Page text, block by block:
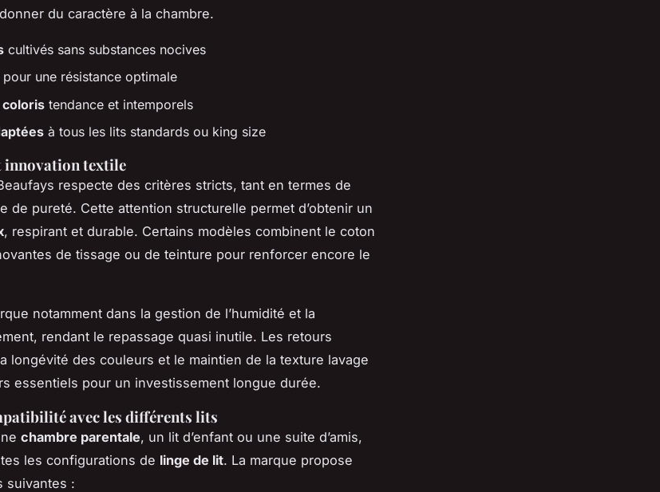
du caractère à la chambre.
cultivés sans substances nocives
pour une résistance optimale
coloris tendance et intemporels
à tous les lits standards ou king size
innovation textile
respecte des critères stricts, tant en termes de
de pureté. Cette attention structurelle permet d’obtenir un
, respirant et durable. Certains modèles combinent le coton
de tissage ou de teinture pour renforcer encore le
notamment dans la gestion de l’humidité et la
rendant le repassage quasi inutile. Les retours
longévité des couleurs et le maintien de la texture lavage
essentiels pour un investissement longue durée.
avec les différents lits
chambre parentale, un lit d’enfant ou une suite d’amis,
les configurations de linge de lit. La marque propose
suivantes :